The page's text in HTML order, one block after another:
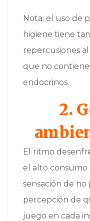
Nota: el uso de
higiene tiene
repercusiones
que no
endocrinos.
2.
El ritmo
el alto consumo
sensación de
percepción de
juego en cada